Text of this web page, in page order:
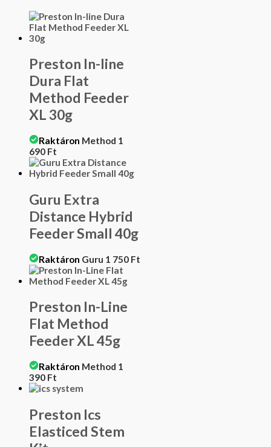
Preston In-line
Dura Flat
Method Feeder
XL 30g
Raktáron Method 1
690 Ft
Guru Extra
Distance Hybrid
Feeder Small 40g
Raktáron Guru 1 750 Ft
Preston In-Line
Flat Method
Feeder XL 45g
Raktáron Method 1
390 Ft
Preston Ics
Elasticed Stem